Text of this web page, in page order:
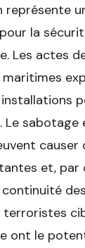
représente
la
Les actes
Le sabotage
causer
et, par
terroristes
ont le